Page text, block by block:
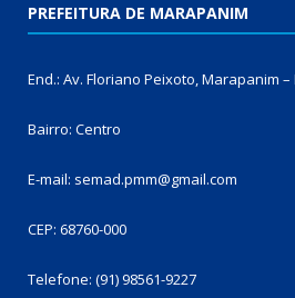
PREFEITURA DE MARAPANIM
End.: Av. Floriano Peixoto, Marapanim –
Bairro: Centro
E-mail: semad.pmm@gmail.com
CEP: 68760-000
Telefone: (91) 98561-9227